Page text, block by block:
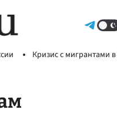
Кризис с мигрантами